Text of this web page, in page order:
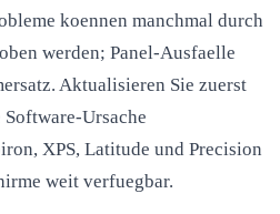
koennen manchmal durch
werden; Panel-Ausfaelle
Aktualisieren Sie zuerst
Ursache
XPS, Latitude und Precision
weit verfuegbar.